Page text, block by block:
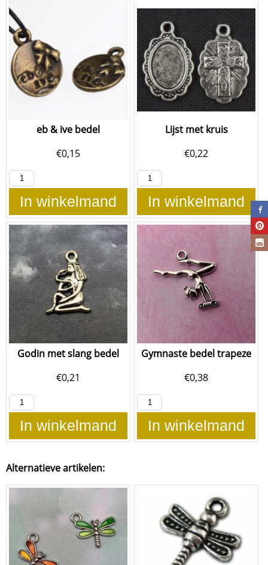
eb & ive bedel
€0,15
In winkelmand
Lijst met kruis
€0,22
In winkelmand
Godin met slang bedel
€0,21
In winkelmand
Gymnaste bedel trapeze
€0,38
In winkelmand
Alternatieve artikelen: